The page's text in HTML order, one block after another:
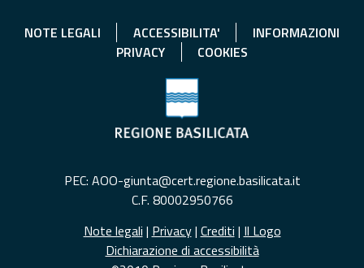
NOTE LEGALI ACCESSIBILITA'
INFORMAZIONI
PRIVACY
COOKIES
PEC: AOO-giunta@cert.regione.basilicata.it
C.F. 80002950766
Note legali | Privacy| Crediti | Il Logo
Dichiarazione di accessibilità